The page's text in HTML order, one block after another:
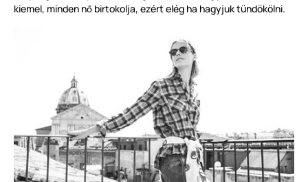
kiemel, minden nő birtokolja, ezért elég ha hagyjuktündökölni.